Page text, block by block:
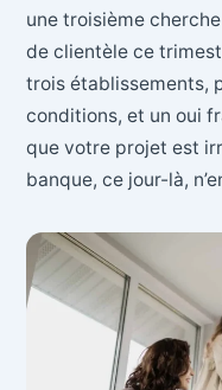
une troisième
de clientèle ce
trois établissements,
conditions, et un oui
que votre projet est
banque, ce jour-là,